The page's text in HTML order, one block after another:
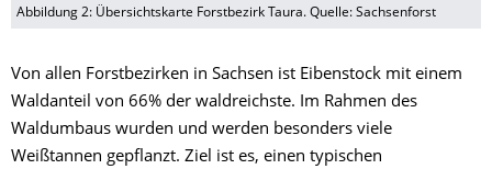
Abbildung 2: Übersichtskarte Forstbezirk Taura. Quelle: Sachsenforst
Von allen Forstbezirken in Sachsen ist Eibenstock mit einem
Waldanteil von 66% der waldreichste. Im Rahmen des
Waldumbaus wurden und werden besonders viele
Weißtannen gepflanzt. Ziel ist es, einen typischen